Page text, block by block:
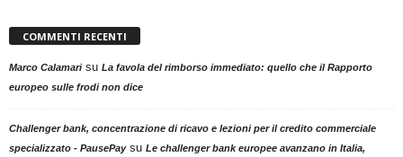
COMMENTI RECENTI
Marco Calamarisu La favola del rimborso immediato: quello che il Rapporto
europeo sulle frodi non dice
Challenger bank, concentrazione di ricavo e lezioni per il credito commerciale
specializzato - PausePaysu Le challenger bank europee avanzano in Italia,